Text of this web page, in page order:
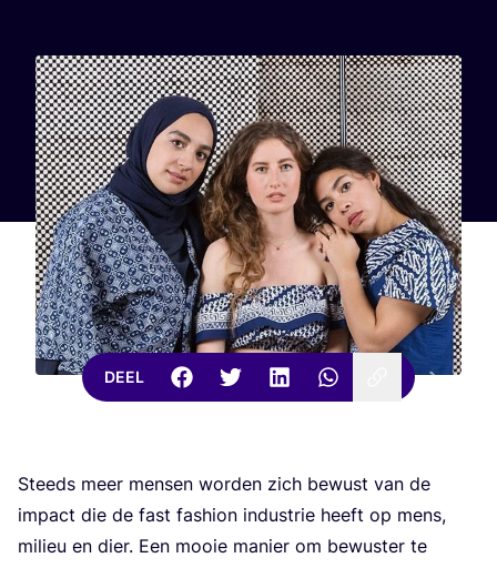
DEEL
Steeds meer men­sen wor­den zich bewust van de
impact die de fast fas­hi­on indu­strie heeft op mens,
mili­eu en dier. Een mooie manier om bewus­ter te